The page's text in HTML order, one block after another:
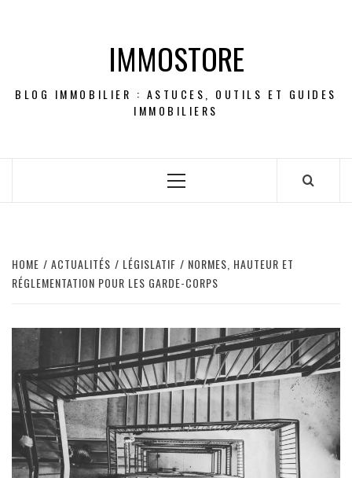
IMMOSTORE
BLOG IMMOBILIER : ASTUCES, OUTILS ET GUIDES
IMMOBILIERS
Primary
HOME ACTUALITÉS LÉGISLATIF
NORMES, HAUTEUR ET
RÉGLEMENTATION POUR LES GARDE-CORPS